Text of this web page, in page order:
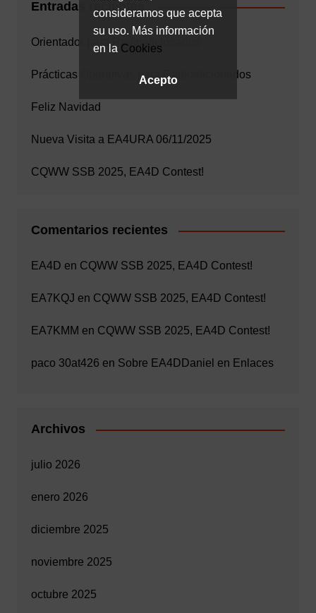
Entradas recientes
Orientador para Radioaficionados
Prácticas Operativas para Radioaficionados
Feliz Navidad
Nueva Visita a EA4URA 06/11/2025
CQWW SSB 2025, EA4D Contest!
Comentarios recientes
EA4D en CQWW SSB 2025, EA4D Contest!
EA7KQJ en CQWW SSB 2025, EA4D Contest!
EA7KMM en CQWW SSB 2025, EA4D Contest!
paco 30at426 en Sobre EA4D Daniel en Enlaces
Archivos
julio 2026
enero 2026
diciembre 2025
noviembre 2025
octubre 2025
consideramos que acepta
su uso. Más información
en la Cookies
Acepto